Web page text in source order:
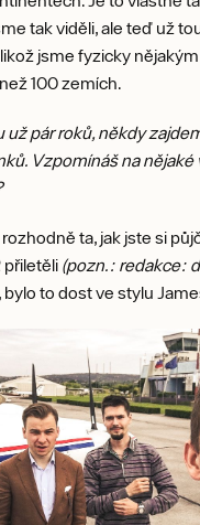
tak viděli, ale teď už
jsme fyzicky
100 zemích.
už pár roků, někdy
Vzpomínáš na
ta, jak jste si
přiletěli (pozn.: redakce:
to dost ve stylu